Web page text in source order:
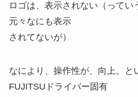
ロゴは、表示されない（ってい
元々なにも表示
されてないが）
なにより、操作性が、向上。と
FUJITSUドライバー固有